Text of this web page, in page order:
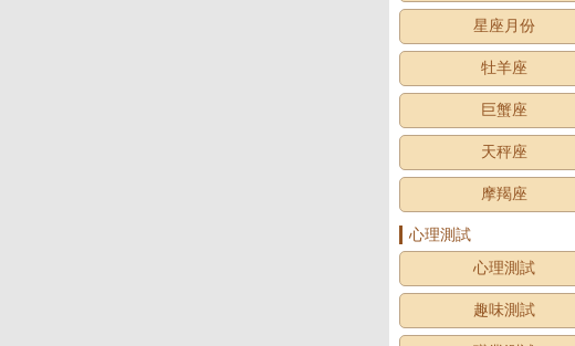
星座月份
牡羊座
巨蟹座
天秤座
摩羯座
心理測試
心理測試
趣味測試